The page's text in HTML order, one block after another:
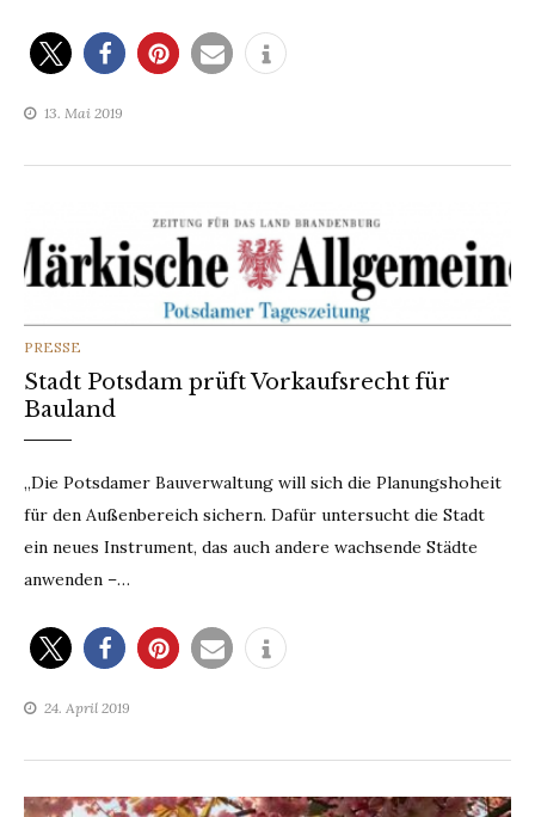
13. Mai 2019
CATEGORIES
PRESSE
Stadt Potsdam prüft Vorkaufsrecht für
Bauland
„Die Potsdamer Bauverwaltung will sich die Planungshoheit
für den Außenbereich sichern. Dafür untersucht die Stadt
ein neues Instrument, das auch andere wachsende Städte
anwenden –…
24. April 2019